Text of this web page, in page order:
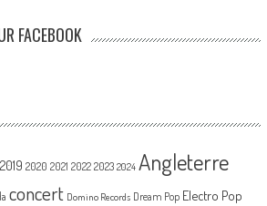
FACEBOOK
2019 2020 2021 2022 2023 2024 Angleterre
concert Domino Records Dream Pop Electro Pop